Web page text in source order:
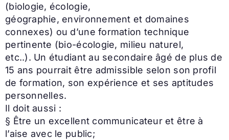
(biologie, écologie,
géographie, environnement et domaines
connexes) ou d’une formation technique
pertinente (bio-écologie, milieu naturel,
etc..). Un étudiant au secondaire âgé de plus de
15 ans pourrait être admissible selon son profil
de formation, son expérience et ses aptitudes
personnelles.
Il doit aussi :
§ Être un excellent communicateur et être à
l’aise avec le public;